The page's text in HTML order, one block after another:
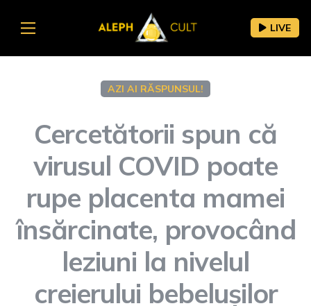
LIVE
AZI AI RĂSPUNSUL!
Cercetătorii spun că
virusul COVID poate
rupe placenta mamei
însărcinate, provocând
leziuni la nivelul
creierului bebelușilor